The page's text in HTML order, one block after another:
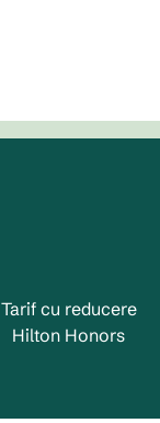
Tarif cu reducere
Hilton Honors